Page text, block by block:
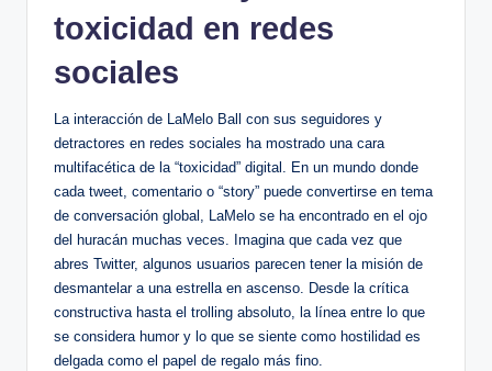
‌toxicidad ‍en redes
sociales
La interacción de LaMelo Ball con sus seguidores⁢ y
detractores en redes sociales ha ‍mostrado una cara
multifacética de la “toxicidad” digital. En un mundo donde
cada tweet, comentario o “story” puede‍ convertirse en tema
de conversación global, LaMelo se ha encontrado en el ojo
del ⁤huracán muchas veces.‍ Imagina que ‌cada⁢ vez que
abres Twitter, algunos usuarios parecen tener la misión de
desmantelar a ⁣una estrella en ascenso. Desde‌ la crítica
constructiva hasta el trolling absoluto, la​ línea entre lo que
se considera humor y lo que se siente como hostilidad es
delgada como el ‌papel⁣ de regalo más fino.